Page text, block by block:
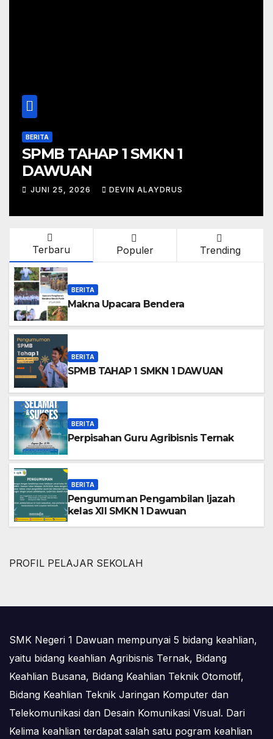
BERITA
SPMB TAHAP 1 SMKN 1
DAWUAN
JUNI 25, 2026 DEVIN ALAYDRUS
Terbaru Populer Trending
BERITA
Makna Upacara Bendera
BERITA
SPMB TAHAP 1 SMKN 1 DAWUAN
BERITA
Perpisahan Guru Agribisnis Ternak
BERITA
Pengumuman Pengambilan Ijazah
kelas XII SMKN 1 Dawuan
PROFIL PELAJAR SEKOLAH
SMK Negeri 1 Dawuan mempunyai 5 bidang keahlian,
yaitu bidang keahlian Agribisnis Ternak, Bidang
Keahlian Busana, Bidang Keahlian Teknik Otomotif,
Bidang Keahlian Teknik Jaringan Komputer dan
Telekomunikasi dan Desain Komunikasi Visual. Dari
Kelima keahlian terdapat salah satu pogram keahlian